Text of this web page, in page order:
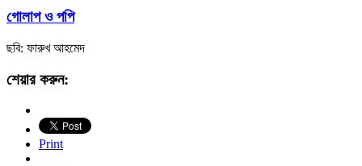
গোলাপ ও পপি
ছবি: ফারুখ আহমেদ
শেয়ার করুন:
Print